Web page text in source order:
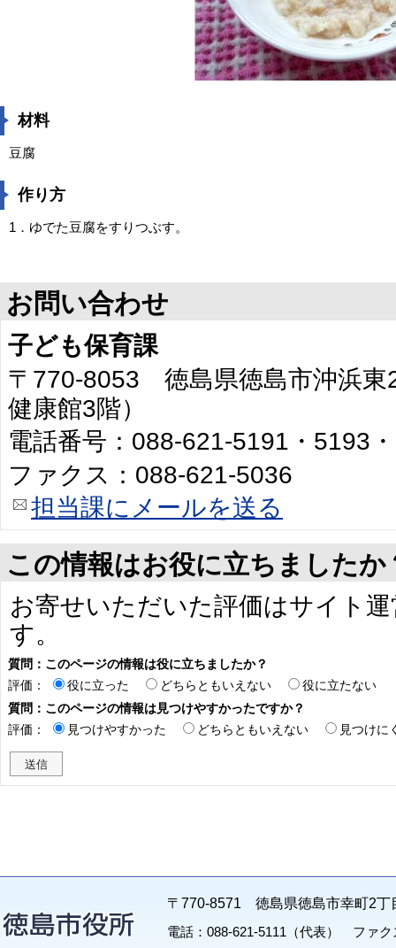
材料
豆腐
作り方
1．ゆでた豆腐をすりつぶす。
お問い合わせ
子ども保育課
〒770-8053 徳島県徳島市沖浜東
健康館3階）
電話番号：088-621-5191・5193
ファクス：088-621-5036
担当課にメールを送る
この情報はお役に立ちましたか
お寄せいただいた評価はサイト
す。
質問：このページの情報は役に立ちましたか？
評価：
役に立った どちらともいえない
役に立たない
質問：このページの情報は見つけやすかったですか？
評価：
見つけやすかった どちらともいえない 見つけに
〒770-8571 徳島県徳島市幸町2丁
電話：088-621-5111（代表） ファク